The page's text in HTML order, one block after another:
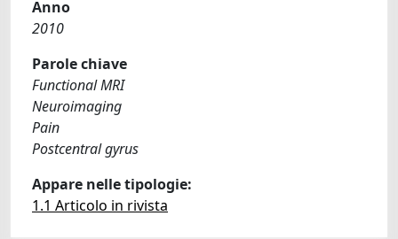
Anno
2010
Parole chiave
Functional MRI
Neuroimaging
Pain
Postcentral gyrus
Appare nelle tipologie:
1.1 Articolo in rivista